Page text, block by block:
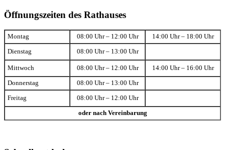
Öffnungszeiten des Rathauses
Montag 08:00 Uhr – 12:00 Uhr 14:00 Uhr – 18:00 Uhr
Dienstag 08:00 Uhr – 13:00 Uhr
Mittwoch 08:00 Uhr – 12:00 Uhr 14:00 Uhr – 16:00 Uhr
Donnerstag 08:00 Uhr – 13:00 Uhr
Freitag 08:00 Uhr – 12:00 Uhr
oder nach Vereinbarung